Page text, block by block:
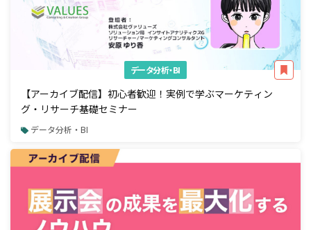
データ分析・BI
【アーカイブ配信】初心者歓迎！実例で学ぶマーケティン
グ・リサーチ基礎セミナー
データ分析・BI